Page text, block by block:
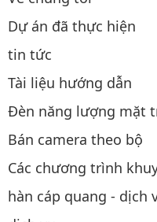
Dự án đã thực hiện
tin tức
Tài liệu hướng dẫn
Đèn năng lượng mặt
Bán camera theo bộ
Các chương trình
hàn cáp quang - dịch